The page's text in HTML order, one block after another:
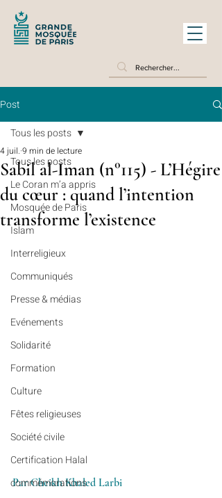
Post
Tous les posts
Le Coran m’a appris
Mosquée de Paris
Islam
Interreligieux
Communiqués
Presse & médias
Evénements
Solidarité
Formation
Culture
Fêtes religieuses
Société civile
Certification Halal
commémorations
Tous les posts
Sabil al-Iman (n°115) - L’Hégire
du cœur : quand l’intention
transforme l’existence
4 juil. 9 min de lecture
Par Cheikh Khaled Larbi